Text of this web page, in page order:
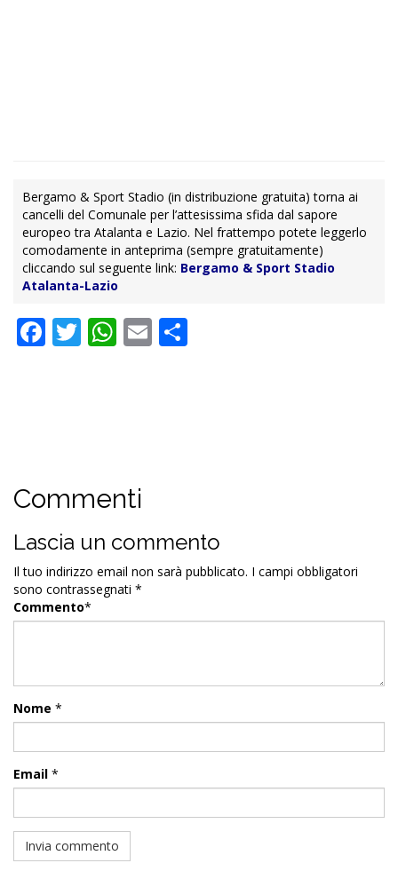
Bergamo & Sport Stadio (in distribuzione gratuita) torna ai
cancelli del Comunale per l’attesissima sfida dal sapore
europeo tra Atalanta e Lazio. Nel frattempo potete leggerlo
comodamente in anteprima (sempre gratuitamente)
cliccando sul seguente link: Bergamo & Sport Stadio
Atalanta-Lazio
Facebook
Twitter
WhatsApp
Email
Commenti
Lascia un commento
Il tuo indirizzo email non sarà pubblicato. I campi obbligatori
sono contrassegnati *
Commento*
Nome *
Email *